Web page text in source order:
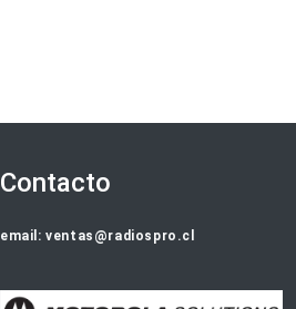
Contacto
email: ventas@radiospro.cl